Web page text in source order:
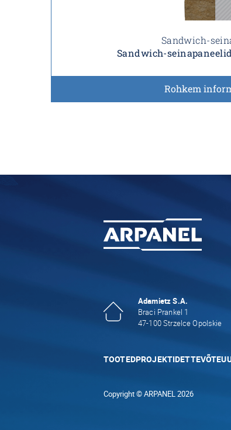
Sandwich-
Sandwich-
Rohkem
Adamietz S.A.
Braci Prankel 1
47-100 Strzelce Opolskie
TOOTEDPROJEKTIDETTEVÕTE
Copyright © ARPANEL 2026